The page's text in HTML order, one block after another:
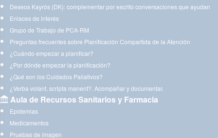
Deseos Kayrós (DK): complementar por escrito conversaciones que ayudan
Enlaces de interés
Grupo de Trabajo de PCA-RM
Preguntas frecuentes sobre Planificación Compartida de la Atención
¿Cuándo empezar a planificar?
¿Por dónde empezar la planificación?
¿Qué son los Cuidados Paliativos?
¿Verba volant, scripta manent?. Acompañar y documentar.
Aula de Recursos Sanitarios y Farmacia
Epidemias
Medicamentos
Pruebas de imagen